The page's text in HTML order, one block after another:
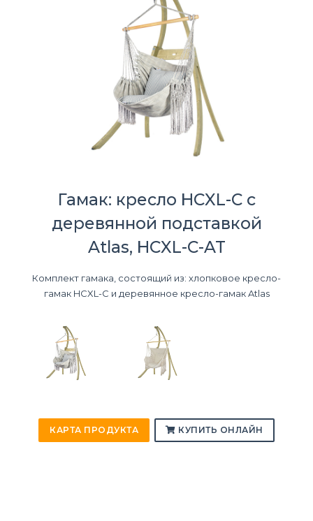
Гамак: кресло HCXL-C с
деревянной подставкой
Atlas, HCXL-C-AT
Комплект гамака, состоящий из: хлопковое кресло-
гамак HCXL-C и деревянное кресло-гамак Atlas
КАРТА ПРОДУКТА КУПИТЬ ОНЛАЙН